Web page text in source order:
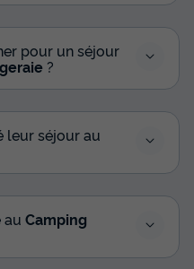
Chambres Salle de bain
Congélateur
Réfrigérateur
pour un séjour
?
leur séjour au
au Camping